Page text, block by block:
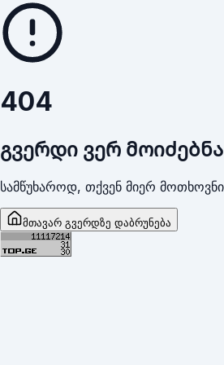
404
გვერდი ვერ მოიძებნა
სამწუხაროდ, თქვენ მიერ
მთავარ გვერდზე დაბრუნება